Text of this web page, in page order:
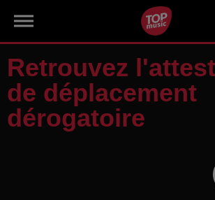
Retrouvez
de déplacement
dérogatoire